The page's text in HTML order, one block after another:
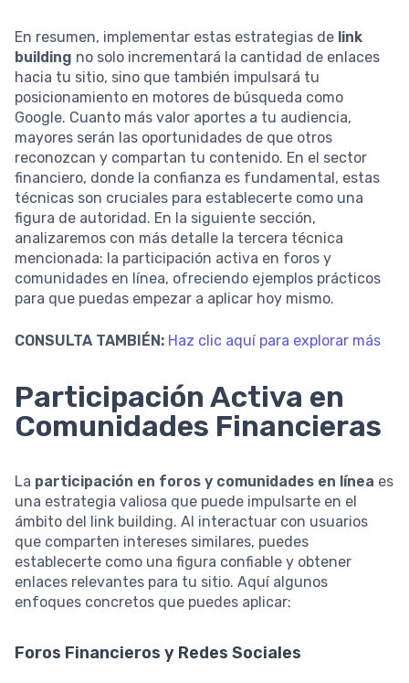
En resumen, implementar estas estrategias de link
building no solo incrementará la cantidad de enlaces
hacia tu sitio, sino que también impulsará tu
posicionamiento en motores de búsqueda como
Google. Cuanto más valor aportes a tu audiencia,
mayores serán las oportunidades de que otros
reconozcan y compartan tu contenido. En el sector
financiero, donde la confianza es fundamental, estas
técnicas son cruciales para establecerte como una
figura de autoridad. En la siguiente sección,
analizaremos con más detalle la tercera técnica
mencionada: la participación activa en foros y
comunidades en línea, ofreciendo ejemplos prácticos
para que puedas empezar a aplicar hoy mismo.
CONSULTA TAMBIÉN: Haz clic aquí para explorar más
Participación Activa en
Comunidades Financieras
La participación en foros y comunidades en línea es
una estrategia valiosa que puede impulsarte en el
ámbito del link building. Al interactuar con usuarios
que comparten intereses similares, puedes
establecerte como una figura confiable y obtener
enlaces relevantes para tu sitio. Aquí algunos
enfoques concretos que puedes aplicar:
Foros Financieros y Redes Sociales